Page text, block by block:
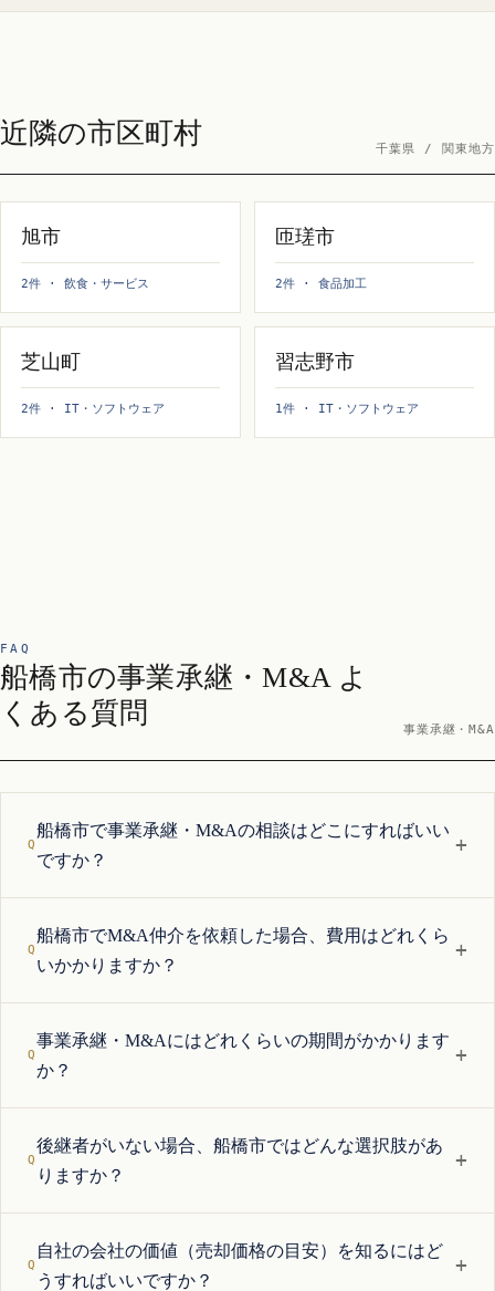
近隣の市区町村 千葉県 / 関東地方
旭市
2件 · 飲食・サービス
匝瑳市
2件 · 食品加工
芝山町
2件 · IT・ソフトウェア
習志野市
1件 · IT・ソフトウェア
FAQ
船橋市の事業承継・M&A よ
くある質問
事業承継・M&A
船橋市で事業承継・M&Aの相談はどこにすればいい
ですか？
+
船橋市でM&A仲介を依頼した場合、費用はどれくら
いかかりますか？
+
事業承継・M&Aにはどれくらいの期間がかかります
か？
+
後継者がいない場合、船橋市ではどんな選択肢があ
りますか？
+
自社の会社の価値（売却価格の目安）を知るにはど
うすればいいですか？
+